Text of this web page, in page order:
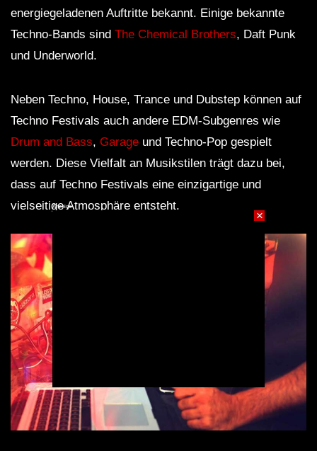
energiegeladenen Auftritte bekannt. Einige bekannte
Techno-Bands sind The Chemical Brothers, Daft Punk
und Underworld.
Neben Techno, House, Trance und Dubstep können auf
Techno Festivals auch andere EDM-Subgenres wie
Drum and Bass, Garage und Techno-Pop gespielt
werden. Diese Vielfalt an Musikstilen trägt dazu bei,
dass auf Techno Festivals eine einzigartige und
vielseitige Atmosphäre entsteht.
Anzeige
×